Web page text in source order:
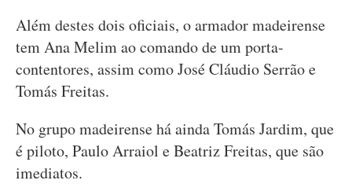
Além destes dois oficiais, o armador madeirense
tem Ana Melim ao comando de um porta-
contentores, assim como José Cláudio Serrão e
Tomás Freitas.
No grupo madeirense há ainda Tomás Jardim, que
é piloto, Paulo Arraiol e Beatriz Freitas, que são
imediatos.